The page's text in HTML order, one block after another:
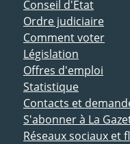
Conseil d'Etat
Ordre judiciaire
Comment voter
Législation
Offres d'emploi
Statistique
Contacts et
S'abonner à La
Réseaux sociaux et